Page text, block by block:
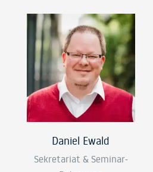
Daniel Ewald
Sekretariat & Seminar-